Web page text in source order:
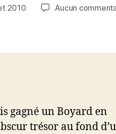
2010 Aucun
gagné un Boyard en
trésor au fond